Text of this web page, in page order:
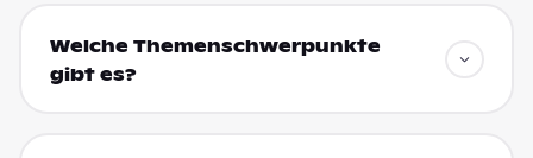
Welche Themenschwerpunkte
gibt es?